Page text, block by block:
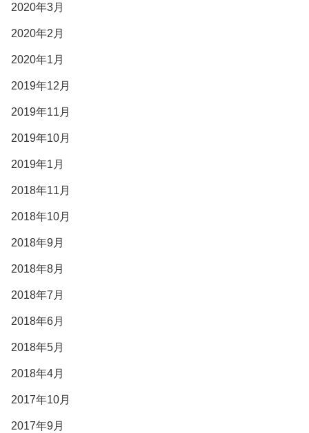
2020年3月
2020年2月
2020年1月
2019年12月
2019年11月
2019年10月
2019年1月
2018年11月
2018年10月
2018年9月
2018年8月
2018年7月
2018年6月
2018年5月
2018年4月
2017年10月
2017年9月